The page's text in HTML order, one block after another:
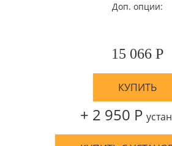
Доп. опции:
15 066 Р
КУПИТЬ
+ 2 950 Р